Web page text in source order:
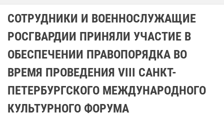
СОТРУДНИКИ И ВОЕННОСЛУЖАЩИЕ
РОСГВАРДИИ ПРИНЯЛИ УЧАСТИЕ В
ОБЕСПЕЧЕНИИ ПРАВОПОРЯДКА ВО
ВРЕМЯ ПРОВЕДЕНИЯ VIII САНКТ-
ПЕТЕРБУРГСКОГО МЕЖДУНАРОДНОГО
КУЛЬТУРНОГО ФОРУМА